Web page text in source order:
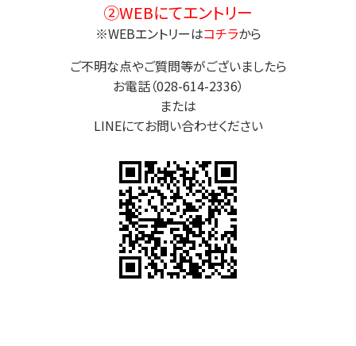
②WEBにてエントリー
※WEBエントリーはコチラから
ご不明な点やご質問等がございましたら
お電話（028-614-2336）
または
LINEにてお問い合わせください